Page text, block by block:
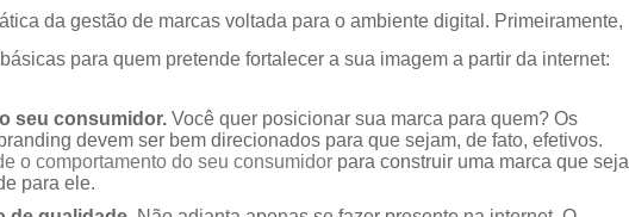
da gestão de marcas voltada para o ambiente digital. Primeiramente,
para quem pretende fortalecer a sua imagem a partir da internet:
seu consumidor. Você quer posicionar sua marca para quem? Os
devem ser bem direcionados para que sejam, de fato, efetivos.
o comportamento do seu consumidor para construir uma marca que seja
para ele.